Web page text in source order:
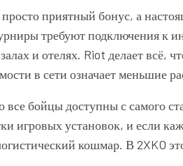
приятный бонус, а
требуют подключения к
и отелях. Riot делает всё,
в сети означает меньшие
все бойцы доступны с самого
игровых установок, и если
кошмар. В 2XKO